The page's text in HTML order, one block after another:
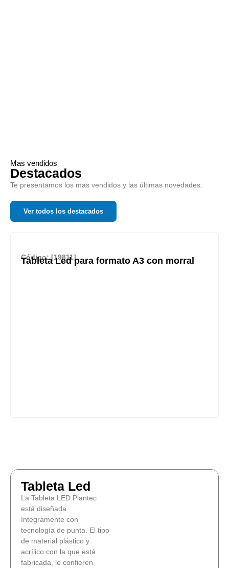
Mas vendidos
Destacados
Te presentamos los mas vendidos y las últimas novedades.
Ver todos los destacados
Código: [19811]
Tableta Led para formato A3 con morral
Tableta Led
La Tableta LED Plantec
está diseñada
íntegramente con
tecnología de punta. El tipo
de material plástico y
acrílico con la que está
fabricada, le confieren